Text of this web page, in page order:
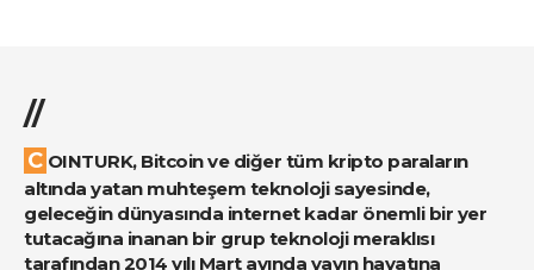
//
COINTURK, Bitcoin ve diğer tüm kripto paraların
altında yatan muhteşem teknoloji sayesinde,
geleceğin dünyasında internet kadar önemli bir yer
tutacağına inanan bir grup teknoloji meraklısı
tarafından 2014 yılı Mart ayında yayın hayatına